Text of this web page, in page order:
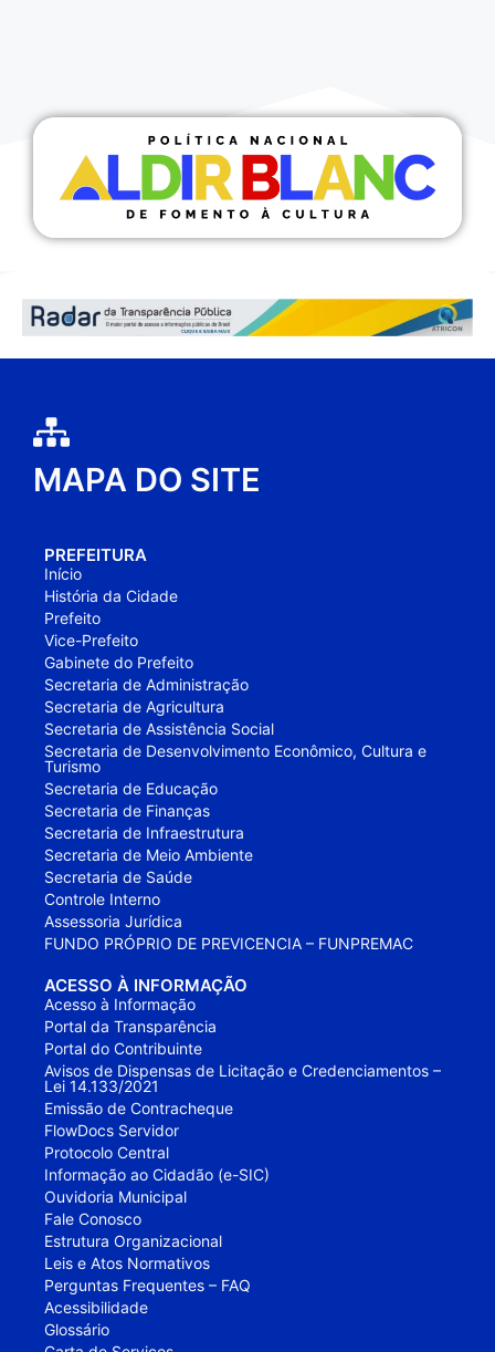
MAPA DO SITE
PREFEITURA
Início
História da Cidade
Prefeito
Vice-Prefeito
Gabinete do Prefeito
Secretaria de Administração
Secretaria de Agricultura
Secretaria de Assistência Social
Secretaria de Desenvolvimento Econômico, Cultura e
Turismo
Secretaria de Educação
Secretaria de Finanças
Secretaria de Infraestrutura
Secretaria de Meio Ambiente
Secretaria de Saúde
Controle Interno
Assessoria Jurídica
FUNDO PRÓPRIO DE PREVICENCIA – FUNPREMAC
ACESSO À INFORMAÇÃO
Acesso à Informação
Portal da Transparência
Portal do Contribuinte
Avisos de Dispensas de Licitação e Credenciamentos –
Lei 14.133/2021
Emissão de Contracheque
FlowDocs Servidor
Protocolo Central
Informação ao Cidadão (e-SIC)
Ouvidoria Municipal
Fale Conosco
Estrutura Organizacional
Leis e Atos Normativos
Perguntas Frequentes – FAQ
Acessibilidade
Glossário